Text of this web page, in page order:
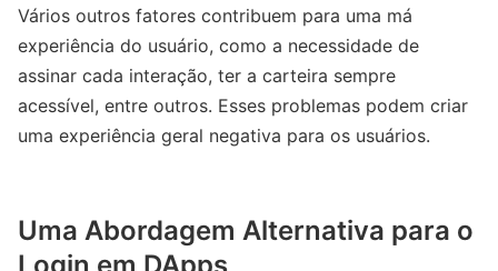
Vários outros fatores contribuem para uma má
experiência do usuário, como a necessidade de
assinar cada interação, ter a carteira sempre
acessível, entre outros. Esses problemas podem criar
uma experiência geral negativa para os usuários.
Uma Abordagem Alternativa para o